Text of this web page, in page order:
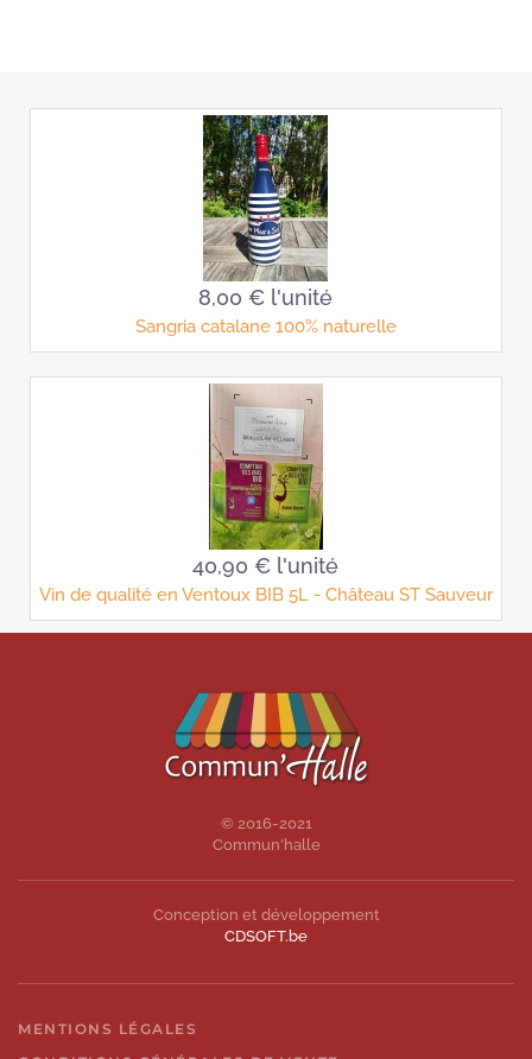
8,00 € l'unité
Sangria catalane 100% naturelle
40,90 € l'unité
Vin de qualité en Ventoux BIB 5L - Château ST Sauveur
© 2016-2021
Commun'halle
Conception et développement
CDSOFT.be
MENTIONS LÉGALES